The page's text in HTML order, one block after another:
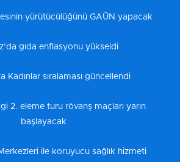
yürütücülüğünü GAÜN yapacak
gıda enflasyonu yükseldi
Kadınlar sıralaması güncellendi
2. eleme turu rövanş maçları yarın
başlayacak
ile koruyucu sağlık hizmeti